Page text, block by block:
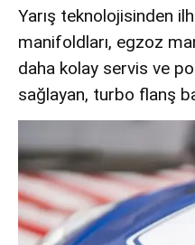
Yarış teknolojisinden
manifoldları, egzoz
daha kolay servis ve
sağlayan, turbo flanş